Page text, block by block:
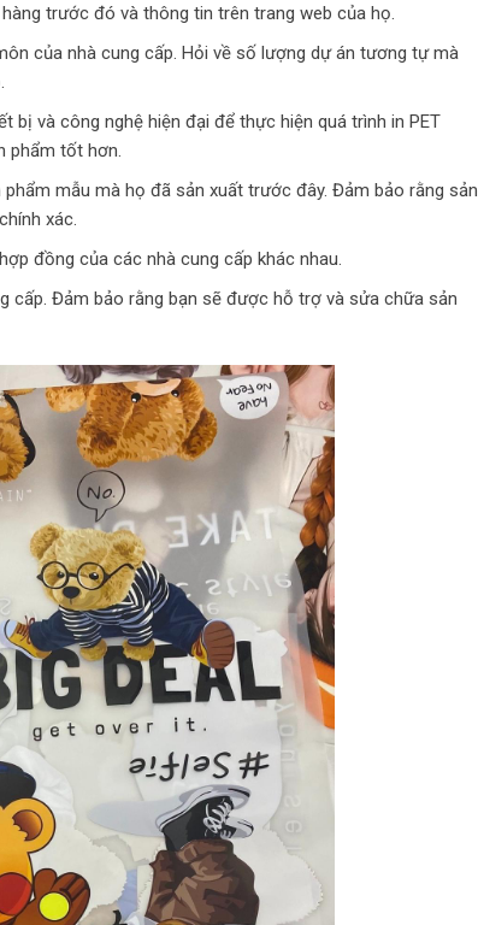
trước đó và thông tin trên trang web của họ.
của nhà cung cấp. Hỏi về số lượng dự án tương tự mà
bị và công nghệ hiện đại để thực hiện quá trình in PET
phẩm tốt hơn.
mẫu mà họ đã sản xuất trước đây. Đảm bảo rằng sản
xác.
đồng của các nhà cung cấp khác nhau.
cấp. Đảm bảo rằng bạn sẽ được hỗ trợ và sửa chữa sản